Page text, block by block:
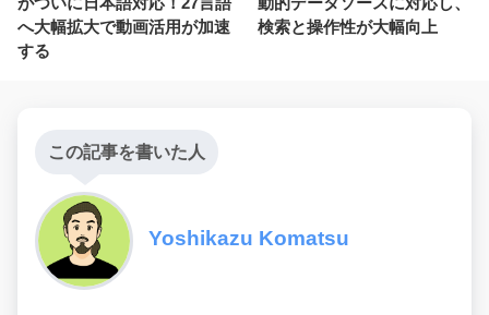
へ大幅拡大で動画活用が加速
する
検索と操作性が大幅向上
この記事を書いた人
Yoshikazu Komatsu